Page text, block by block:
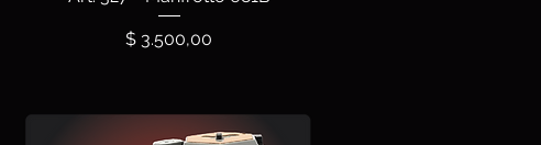
Precio
$ 3.500,00